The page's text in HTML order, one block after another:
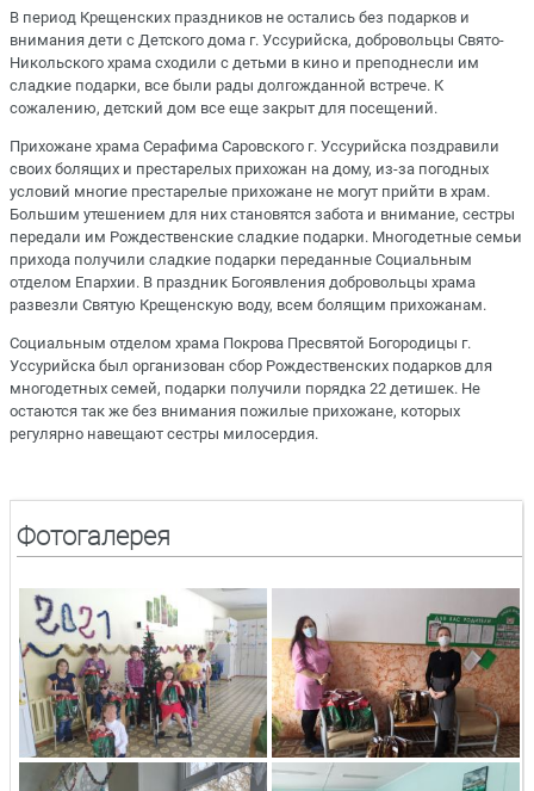
В период Крещенских праздников не остались без подарков и
внимания дети с Детского дома г. Уссурийска, добровольцы Свято-
Никольского храма сходили с детьми в кино и преподнесли им
сладкие подарки, все были рады долгожданной встрече. К
сожалению, детский дом все еще закрыт для посещений.
Прихожане храма Серафима Саровского г. Уссурийска поздравили
своих болящих и престарелых прихожан на дому, из-за погодных
условий многие престарелые прихожане не могут прийти в храм.
Большим утешением для них становятся забота и внимание, сестры
передали им Рождественские сладкие подарки. Многодетные семьи
прихода получили сладкие подарки переданные Социальным
отделом Епархии. В праздник Богоявления добровольцы храма
развезли Святую Крещенскую воду, всем болящим прихожанам.
Социальным отделом храма Покрова Пресвятой Богородицы г.
Уссурийска был организован сбор Рождественских подарков для
многодетных семей, подарки получили порядка 22 детишек. Не
остаются так же без внимания пожилые прихожане, которых
регулярно навещают сестры милосердия.
Фотогалерея